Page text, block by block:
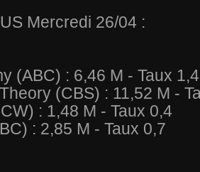
Mercredi 26/04 :
(ABC) : 6,46 M - Taux 1,4
(CBS) : 11,52 M -
: 1,48 M - Taux 0,4
: 2,85 M - Taux 0,7